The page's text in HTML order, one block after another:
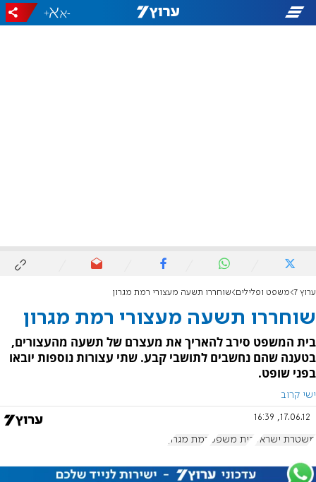
-
+
ערוץ 7 משפט ופלילים שוחררו תשעה מעצורי רמת מגרון
שוחררו תשעה מעצורי רמת מגרון
בית המשפט סירב להאריך את מעצרם של תשעה מהעצורים,
בטענה שהם נחשבים לתושבי קבע. שתי עצורות נוספות יובאו
בפני שופט.
ישי קרוב
17.06.12, 16:39
משטרת ישראל בית משפט רמת מגרון